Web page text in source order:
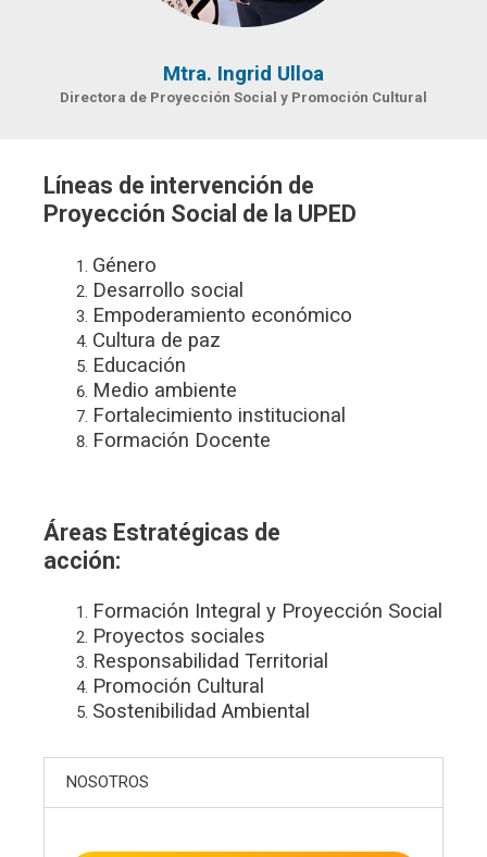
Mtra. Ingrid Ulloa
Directora de Proyección Social y Promoción Cultural
Líneas de intervención de
Proyección Social de la UPED
Género
Desarrollo social
Empoderamiento económico
Cultura de paz
Educación
Medio ambiente
Fortalecimiento institucional
Formación Docente
Áreas Estratégicas de
acción:
Formación Integral y Proyección Social
Proyectos sociales
Responsabilidad Territorial
Promoción Cultural
Sostenibilidad Ambiental
NOSOTROS